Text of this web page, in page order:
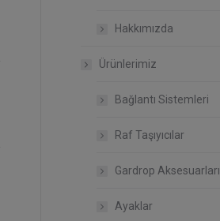
Hakkımızda
Ürünlerimiz
Bağlantı Sistemleri
Raf Taşıyıcılar
Gardrop Aksesuarları
Ayaklar